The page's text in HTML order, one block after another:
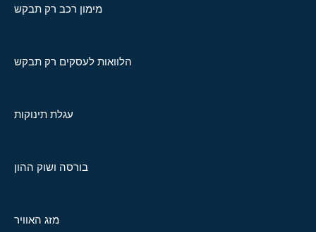
מימון רכב רק תבקש
הלוואות לעסקים רק תבקש
עגלת תינוקות
בורסה ושוק ההון
מזג האוויר